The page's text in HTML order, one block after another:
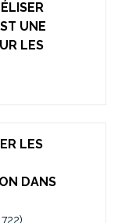
UNE
LES
LES
DANS